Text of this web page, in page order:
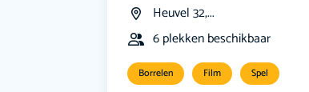
Heuvel 32,...
6 plekken beschikbaar
Borrelen Film Spel